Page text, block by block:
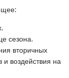
сезона.
вторичных
воздействия на